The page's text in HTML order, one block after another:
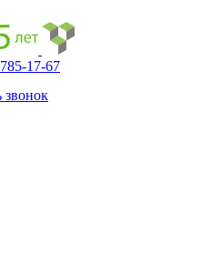
17-67
звонок